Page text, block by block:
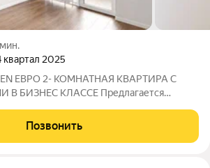
квартал 2025
ЕВРО 2- КОМНАТНАЯ КВАРТИРА С
БИЗНЕС КЛАССЕ Предлагается
бизнес-класса Sky Garden.
Позвонить